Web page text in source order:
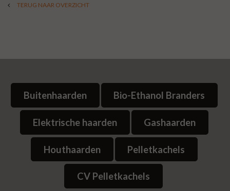
TERUG NAAR OVERZICHT
Buitenhaarden Bio-Ethanol Branders
Elektrische haarden Gashaarden
Houthaarden Pelletkachels
CV Pelletkachels